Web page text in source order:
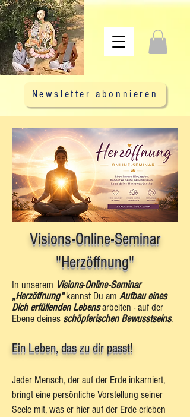
Newsletter abonnieren
Visions-Online-Seminar
"Herzöffnung"
In unserem Visions-Online-Seminar
„Herzöffnung“kannst Du am Aufbau eines
Dich erfüllenden Lebensarbeiten - auf der
Ebene deines schöpferischen Bewusstseins.
Ein Leben, das zu dir passt!
Jeder Mensch, der auf der Erde inkarniert,
bringt eine persönliche Vorstellung seiner
Seele mit, was er hier auf der Erde erleben